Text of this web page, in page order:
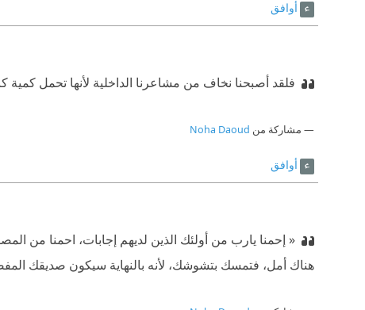
أوافق
فلقد أصبحنا نخاف من مشاعرنا الداخلية لأنها تحمل كمية
مشاركة من Noha Daoud
أوافق
« إحمنا يارب من أولئك الذين لديهم إجابات، احمنا من
هناك أمل، فتمسك بتشوشك، لأنه بالنهاية سيكون صديقك